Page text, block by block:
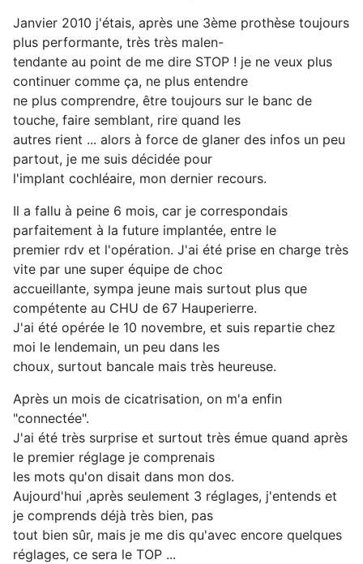
Janvier 2010 j'étais, après une 3ème prothèse toujours
plus performante, très très malen-
tendante au point de me dire STOP ! je ne veux plus
continuer comme ça, ne plus entendre
ne plus comprendre, être toujours sur le banc de
touche, faire semblant, rire quand les
autres rient ... alors à force de glaner des infos un peu
partout, je me suis décidée pour
l'implant cochléaire, mon dernier recours.
Il a fallu à peine 6 mois, car je correspondais
parfaitement à la future implantée, entre le
premier rdv et l'opération. J'ai été prise en charge très
vite par une super équipe de choc
accueillante, sympa jeune mais surtout plus que
compétente au CHU de 67 Hauperierre.
J'ai été opérée le 10 novembre, et suis repartie chez
moi le lendemain, un peu dans les
choux, surtout bancale mais très heureuse.
Après un mois de cicatrisation, on m'a enfin
"connectée".
J'ai été très surprise et surtout très émue quand après
le premier réglage je comprenais
les mots qu'on disait dans mon dos.
Aujourd'hui ,après seulement 3 réglages, j'entends et
je comprends déjà très bien, pas
tout bien sûr, mais je me dis qu'avec encore quelques
réglages, ce sera le TOP ...